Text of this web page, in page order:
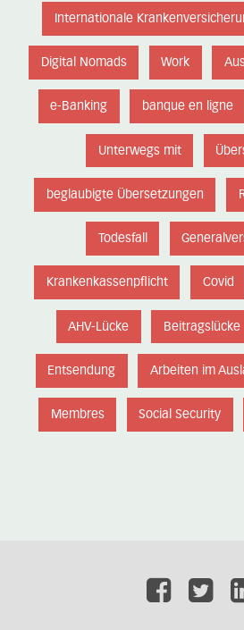
Internationale
Digital Nomads Work
e-Banking banque en ligne
Unterwegs mit
beglaubigte Übersetzungen
Todesfall
Krankenkassenpflicht Covid
AHV-Lücke Beitragslücke
Entsendung Arbeiten im
Membres Social Security